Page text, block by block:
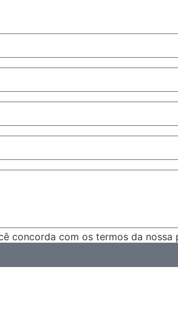
concorda com os termos da nossa